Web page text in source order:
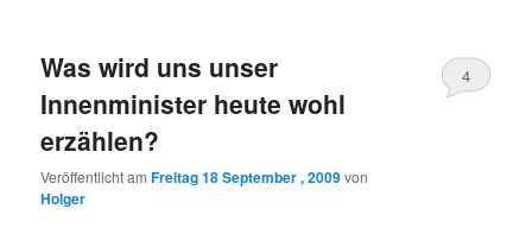
Was wird uns unser
Innenminister heute wohl
erzählen?
Veröffentlicht amFreitag 18 September , 2009von
Holger
4